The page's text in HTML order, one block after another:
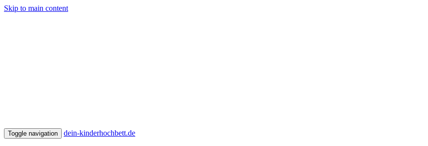
Skip to main content
Toggle navigation dein-kinderhochbett.de